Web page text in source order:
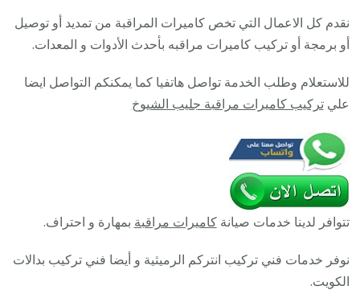
نقدم كل الاعمال التي تخص كاميرات المراقبة من تمديد أو توصيل
أو برمجة أو تركيب كاميرات مراقبه بأحدث الأدوات و المعدات.
للاستعلام وطلب الخدمة تواصل هاتفيا كما يمكنكم التواصل ايضا
عليتركيب كاميرات مراقبة جليب الشيوخ
تتوافر لدينا خدمات صيانةكاميرات مراقبة بمهارة و احتراف.
نوفر خدمات فني تركيب انتركم الرميثية و أيضا فني تركيب بدالات
الكويت.